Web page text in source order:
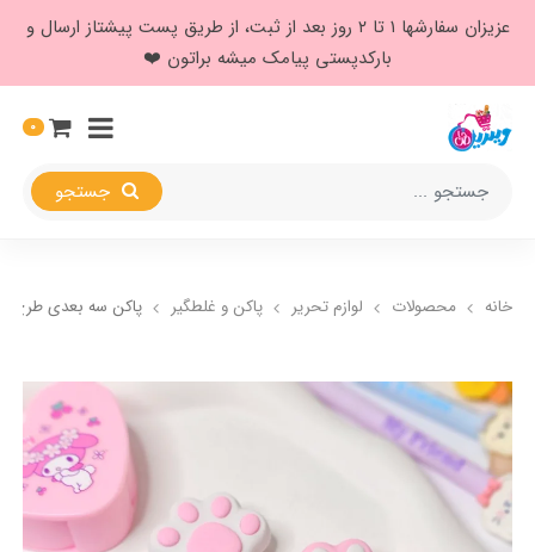
عزیزان سفارشها ۱ تا ۲ روز بعد از ثبت، از طریق پست پیشتاز ارسال و
بارکدپستی پیامک میشه براتون ❤️
0
خانه محصولات لوازم تحریر پاکن و غلطگیر پاکن سه بعدی طرح